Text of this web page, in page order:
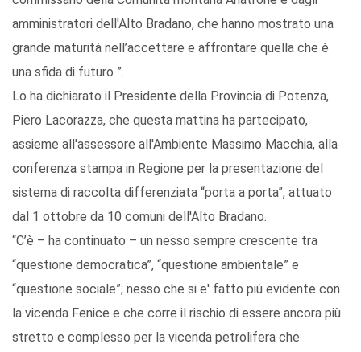
amministratori dell'Alto Bradano, che hanno mostrato una
grande maturità nell’accettare e affrontare quella che è
una sfida di futuro ”.
Lo ha dichiarato il Presidente della Provincia di Potenza,
Piero Lacorazza, che questa mattina ha partecipato,
assieme all'assessore all'Ambiente Massimo Macchia, alla
conferenza stampa in Regione per la presentazione del
sistema di raccolta differenziata “porta a porta”, attuato
dal 1 ottobre da 10 comuni dell'Alto Bradano.
“C’è – ha continuato – un nesso sempre crescente tra
“questione democratica”, “questione ambientale” e
“questione sociale”; nesso che si e' fatto più evidente con
la vicenda Fenice e che corre il rischio di essere ancora più
stretto e complesso per la vicenda petrolifera che